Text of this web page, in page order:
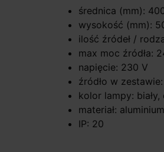
średnica (mm):
wysokość (mm):
ilość źródeł /
max moc źródła:
napięcie: 230 V
źródło w
kolor lampy: biały,
materiał:
IP: 20